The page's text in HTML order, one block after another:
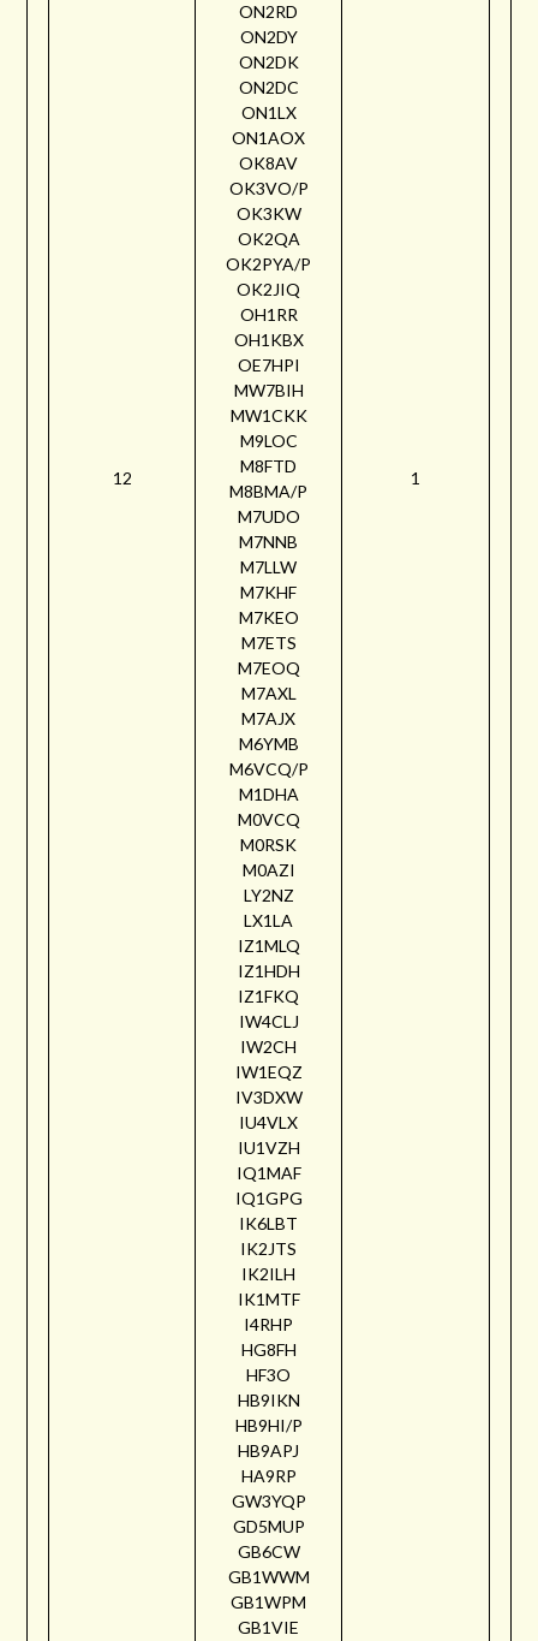
12
ON2RD
ON2DY
ON2DK
ON2DC
ON1LX
ON1AOX
OK8AV
OK3VO/P
OK3KW
OK2QA
OK2PYA/P
OK2JIQ
OH1RR
OH1KBX
OE7HPI
MW7BIH
MW1CKK
M9LOC
M8FTD
M8BMA/P
M7UDO
M7NNB
M7LLW
M7KHF
M7KEO
M7ETS
M7EOQ
M7AXL
M7AJX
M6YMB
M6VCQ/P
M1DHA
M0VCQ
M0RSK
M0AZI
LY2NZ
LX1LA
IZ1MLQ
IZ1HDH
IZ1FKQ
IW4CLJ
IW2CH
IW1EQZ
IV3DXW
IU4VLX
IU1VZH
IQ1MAF
IQ1GPG
IK6LBT
IK2JTS
IK2ILH
IK1MTF
I4RHP
HG8FH
HF3O
HB9IKN
HB9HI/P
HB9APJ
HA9RP
GW3YQP
GD5MUP
GB6CW
GB1WWM
GB1WPM
GB1VIE
1